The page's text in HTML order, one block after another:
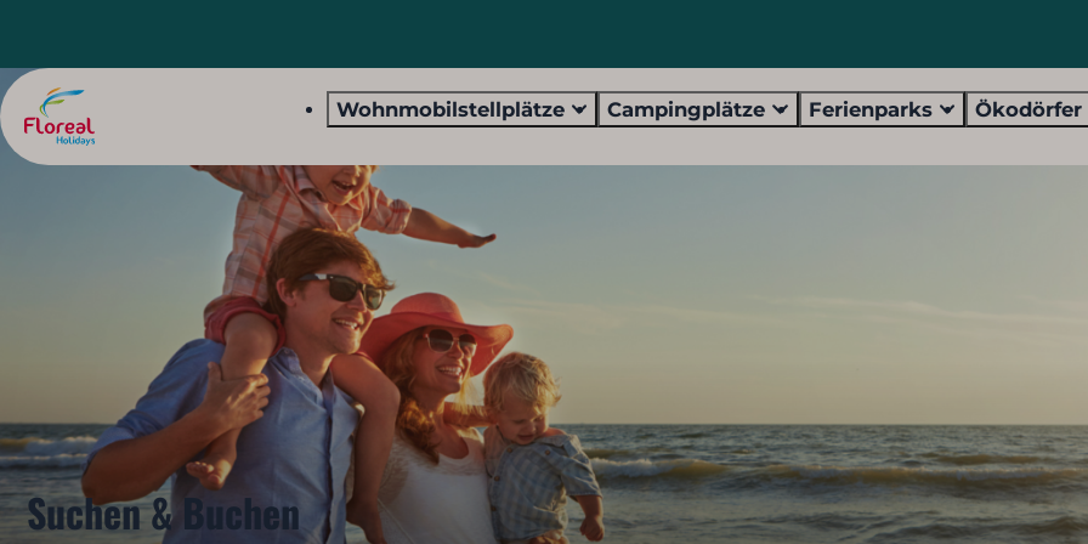
Wohnmobilstellplätze Campingplätze Ferienparks Ökodörfer
Suchen & Buchen